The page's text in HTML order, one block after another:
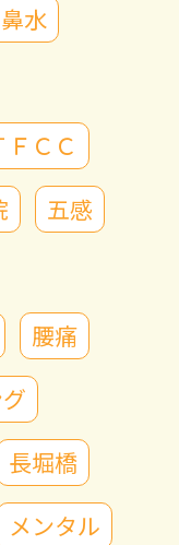
鼻水
ＦＣＣ
五感
腰痛
長堀橋
メンタル